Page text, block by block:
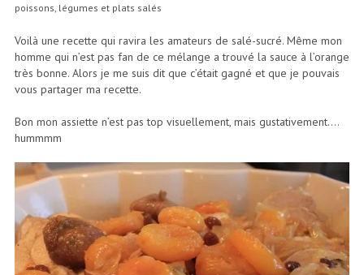
poissons, légumes et plats salés
Voilà une recette qui ravira les amateurs de salé-sucré. Même mon
homme qui n’est pas fan de ce mélange a trouvé la sauce à l’orange
très bonne. Alors je me suis dit que c’était gagné et que je pouvais
vous partager ma recette.
Bon mon assiette n’est pas top visuellement, mais gustativement….
hummmm